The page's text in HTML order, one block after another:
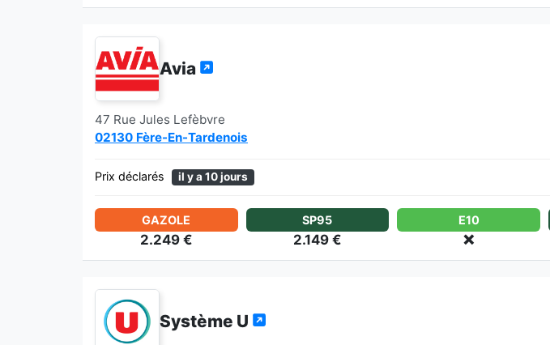
Avia
47 Rue Jules Lefèbvre
02130 Fère-En-Tardenois
Prix déclarés il y a 10 jours
GAZOLE
2.249 €
SP95
2.149 €
E10
❌
Système U